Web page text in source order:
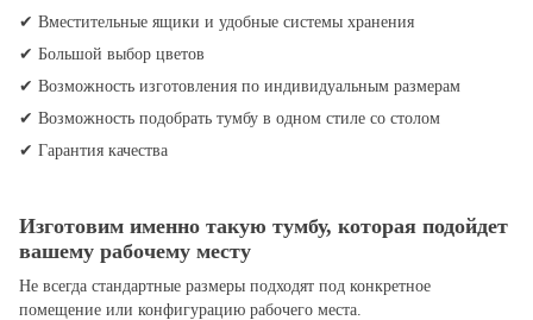
✔ Вместительные ящики и удобные системы хранения
✔ Большой выбор цветов
✔ Возможность изготовления по индивидуальным размерам
✔ Возможность подобрать тумбу в одном стиле со столом
✔ Гарантия качества
Изготовим именно такую тумбу, которая подойдет
вашему рабочему месту
Не всегда стандартные размеры подходят под конкретное
помещение или конфигурацию рабочего места.